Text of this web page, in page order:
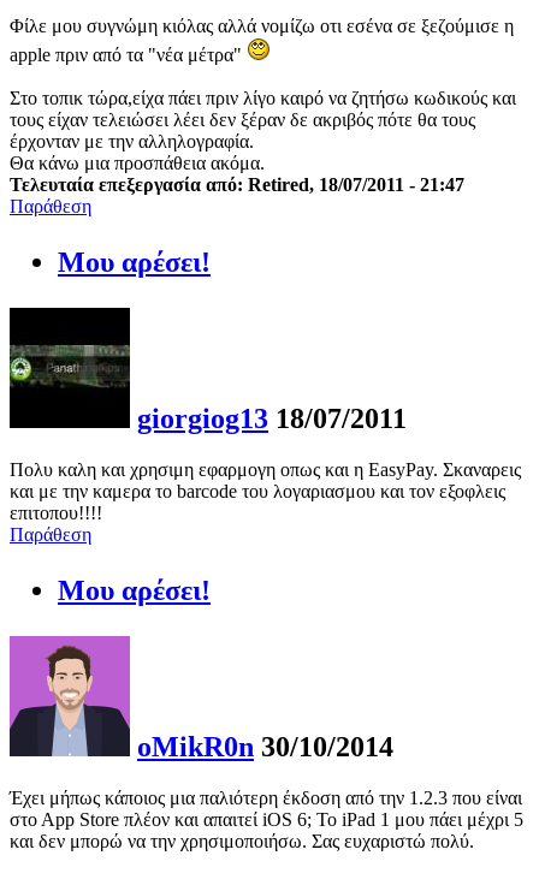
Φίλε μου συγνώμη κιόλας αλλά νομίζω οτι εσένα σε ξεζούμισε η
apple πριν από τα "νέα μέτρα"
Στο τοπικ τώρα,είχα πάει πριν λίγο καιρό να ζητήσω κωδικούς και
τους είχαν τελειώσει λέει δεν ξέραν δε ακριβός πότε θα τους
έρχονταν με την αλληλογραφία.
Θα κάνω μια προσπάθεια ακόμα.
Τελευταία επεξεργασία από: Retired, 18/07/2011 - 21:47
Παράθεση
Μου αρέσει!
giorgiog13 18/07/2011
Πολυ καλη και χρησιμη εφαρμογη οπως και η EasyPay. Σκαναρεις
και με την καμερα το barcode του λογαριασμου και τον εξοφλεις
επιτοπου!!!!
Παράθεση
Μου αρέσει!
oMikR0n 30/10/2014
Έχει μήπως κάποιος μια παλιότερη έκδοση από την 1.2.3 που είναι
στο Αpp Store πλέον και απαιτεί iOS 6; Το iPad 1 μου πάει μέχρι 5
και δεν μπορώ να την χρησιμοποιήσω. Σας ευχαριστώ πολύ.